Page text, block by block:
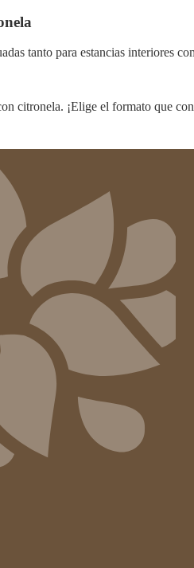
tanto para estancias interiores
citronela. ¡Elige el formato que